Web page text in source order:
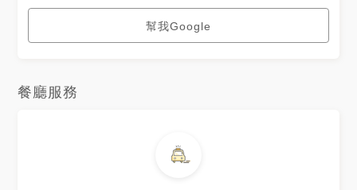
幫我Google
餐廳服務